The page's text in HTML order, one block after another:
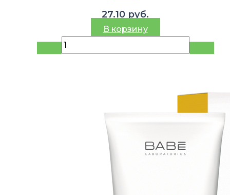
27.10 руб.
В корзину